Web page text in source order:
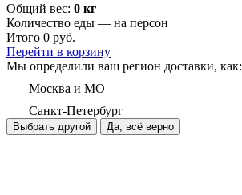
Общий вес: 0 кг
Количество еды — на персон
Итого 0 руб.
Перейти в корзину
Мы определили ваш регион доставки, как:
Москва и МО
Санкт-Петербург
Выбрать другой Да, всё верно